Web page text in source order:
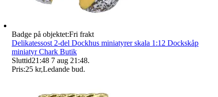
Badge på objektet:Fri frakt
Delikatessost 2-del Dockhus miniatyrer skala 1:12 Dockskåp
miniatyr Chark Butik
Sluttid21:48 7 aug 21:48.
Pris:25 kr,Ledande bud.